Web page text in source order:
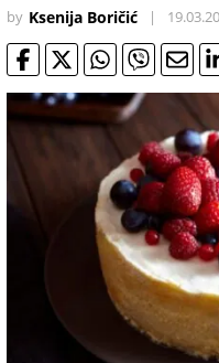
by Ksenija Boričić |